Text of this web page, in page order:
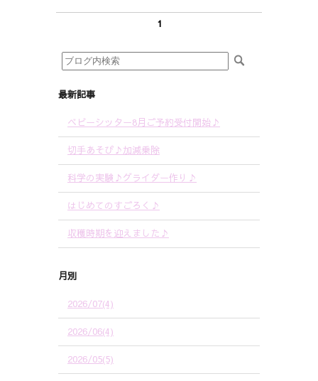
1
最新記事
ベビーシッター8月ご予約受付開始♪
切手あそび♪加減乗除
科学の実験♪グライダー作り♪
はじめてのすごろく♪
収穫時期を迎えました♪
月別
2026/07(4)
2026/06(4)
2026/05(5)